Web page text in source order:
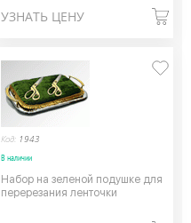
УЗНАТЬ ЦЕНУ
Код: 1943
В наличии
Набор на зеленой подушке для
перерезания ленточки